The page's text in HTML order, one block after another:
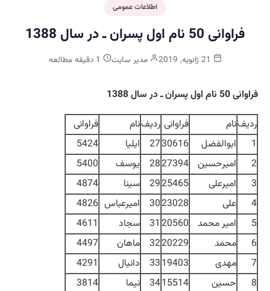
اطلاعات عمومی
فراوانی 50 نام اول پسران ـ در سال 1388
مدیر سایت
فراوانی 50 نام اول پسران ـ در سال 1388
ردیفنام فراوانی ردیفنام
فراوانی
1
ابوالفضل 30616
27 ایلیا
5424
2
امیرحسین 27394
28 یوسف
5400
3
امیرعلی 25465
29 سینا
4874
4
علی 23028
30 امیرعباس 4826
5
امیر محمد 20560
31 سجاد
4611
6
محمد 20229
32 ماهان
4497
7
مهدی 19403
33 دانیال
4291
8
حسین 15514
34 نیما
3814